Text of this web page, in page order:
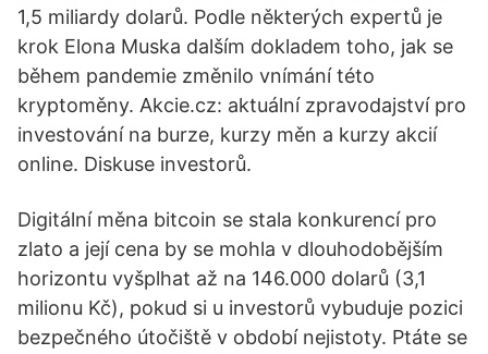
1,5 miliardy dolarů. Podle některých expertů je
krok Elona Muska dalším dokladem toho, jak se
během pandemie změnilo vnímání této
kryptoměny. Akcie.cz: aktuální zpravodajství pro
investování na burze, kurzy měn a kurzy akcií
online. Diskuse investorů.
Digitální měna bitcoin se stala konkurencí pro
zlato a její cena by se mohla v dlouhodobějším
horizontu vyšplhat až na 146.000 dolarů (3,1
milionu Kč), pokud si u investorů vybuduje pozici
bezpečného útočiště v období nejistoty. Ptáte se